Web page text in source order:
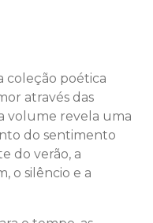
coleção poética
através das
volume revela uma
do sentimento
do verão, a
o silêncio e a